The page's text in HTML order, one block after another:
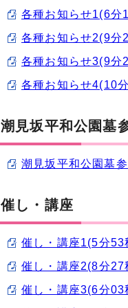
各種お知らせ1(6分
各種お知らせ2(9分
各種お知らせ3(9分
各種お知らせ4(10
潮見坂平和公園墓
潮見坂平和公園墓
催し・講座
催し・講座1(5分53
催し・講座2(8分27
催し・講座3(6分03